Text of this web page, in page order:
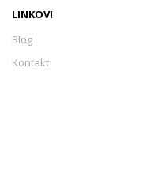
LINKOVI
Blog
Kontakt